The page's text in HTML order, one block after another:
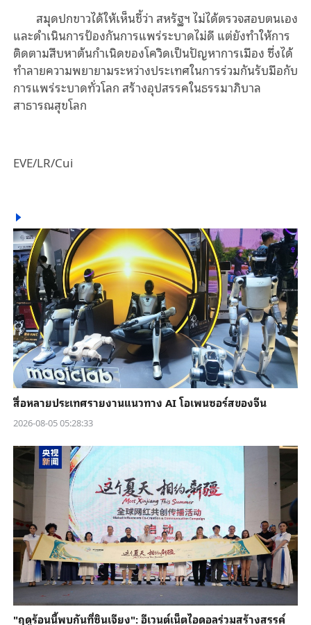
สมุดปกขาวได้ให้เห็นชี้ว่า สหรัฐฯ ไม่ได้ตรวจสอบตนเอง
และดำเนินการป้องกันการแพร่ระบาดไม่ดี แต่ยังทำให้การ
ติดตามสืบหาต้นกำเนิดของโควิดเป็นปัญหาการเมือง ซึ่งได้
ทำลายความพยายามระหว่างประเทศในการร่วมกันรับมือกับ
การแพร่ระบาดทั่วโลก สร้างอุปสรรคในธรรมาภิบาล
สาธารณสุขโลก
EVE/LR/Cui
สื่อหลายประเทศรายงานแนวทาง AI โอเพนซอร์สของจีน
2026-08-05 05:28:33
"ฤดูร้อนนี้พบกันที่ซินเจียง": อีเวนต์เน็ตไอดอลร่วมสร้างสรรค์